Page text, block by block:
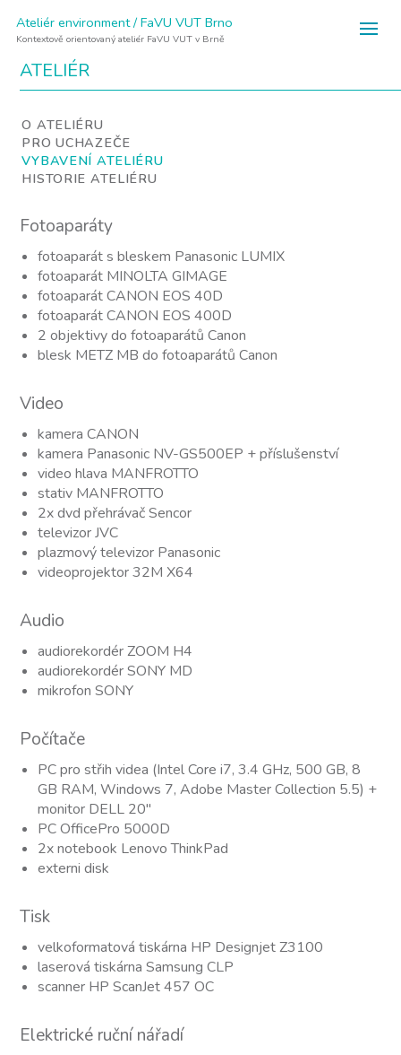
Ateliér environment / FaVU VUT Brno
Kontextově orientovaný ateliér FaVU VUT v Brně
ATELIÉR
O ATELIÉRU
PRO UCHAZEČE
VYBAVENÍ ATELIÉRU
HISTORIE ATELIÉRU
Fotoaparáty
fotoaparát s bleskem Panasonic LUMIX
fotoaparát MINOLTA GIMAGE
fotoaparát CANON EOS 40D
fotoaparát CANON EOS 400D
2 objektivy do fotoaparátů Canon
blesk METZ MB do fotoaparátů Canon
Video
kamera CANON
kamera Panasonic NV-GS500EP + příslušenství
video hlava MANFROTTO
stativ MANFROTTO
2x dvd přehrávač Sencor
televizor JVC
plazmový televizor Panasonic
videoprojektor 32M X64
Audio
audiorekordér ZOOM H4
audiorekordér SONY MD
mikrofon SONY
Počítače
PC pro střih videa (Intel Core i7, 3.4 GHz, 500 GB, 8
GB RAM, Windows 7, Adobe Master Collection 5.5) +
monitor DELL 20″
PC OfficePro 5000D
2x notebook Lenovo ThinkPad
externi disk
Tisk
velkoformatová tiskárna HP Designjet Z3100
laserová tiskárna Samsung CLP
scanner HP ScanJet 457 OC
Elektrické ruční nářadí